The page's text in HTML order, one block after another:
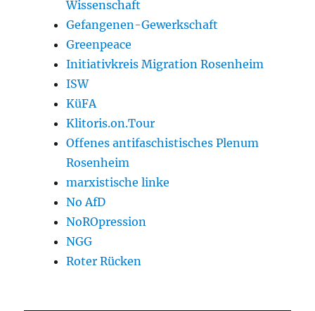
Wissenschaft
Gefangenen-Gewerkschaft
Greenpeace
Initiativkreis Migration Rosenheim
ISW
KüFA
Klitoris.on.Tour
Offenes antifaschistisches Plenum
Rosenheim
marxistische linke
No AfD
NoROpression
NGG
Roter Rücken